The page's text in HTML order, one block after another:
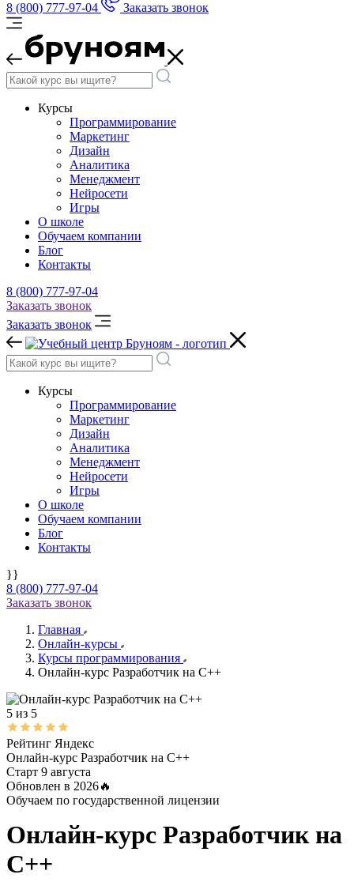
8 (800) 777-97-04
Заказать звонок
Курсы
Программирование
Маркетинг
Дизайн
Аналитика
Менеджмент
Нейросети
Игры
О школе
Обучаем компании
Блог
Контакты
8 (800) 777-97-04
Заказать звонок
Заказать звонок
Курсы
Программирование
Маркетинг
Дизайн
Аналитика
Менеджмент
Нейросети
Игры
О школе
Обучаем компании
Блог
Контакты
}}
8 (800) 777-97-04
Заказать звонок
Главная
Онлайн-курсы
Курсы программирования
Онлайн-курс Разработчик на C++
5 из 5
Рейтинг Яндекс
Онлайн-курс Разработчик на C++
Старт 9 августа
Обновлен в 2026🔥
Обучаем по государственной лицензии
Онлайн-курс Разработчик на
C++